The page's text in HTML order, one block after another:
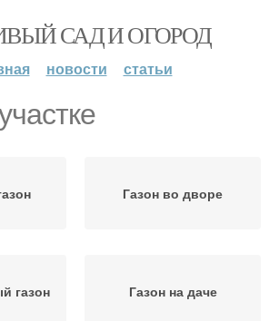
САД И ОГОРОД
новости статьи
Газон во дворе
газон Газон на даче